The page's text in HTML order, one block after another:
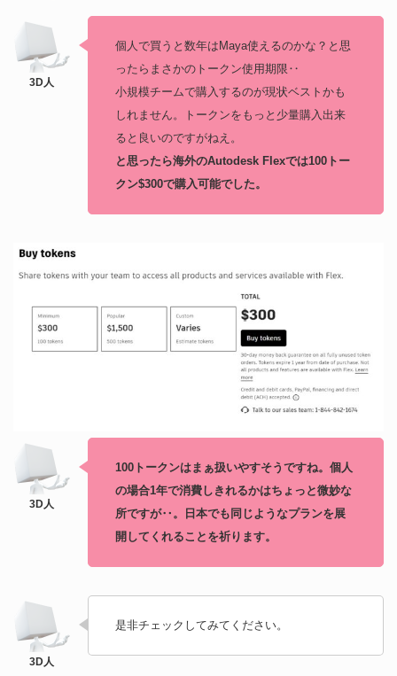
個人で買うと数年はMaya使えるのかな？と思
ったらまさかのトークン使用期限‥
小規模チームで購入するのが現状ベストかも
しれません。トークンをもっと少量購入出来
ると良いのですがねえ。
と思ったら海外のAutodesk Flexでは100トー
クン$300で購入可能でした。
100トークンはまぁ扱いやすそうですね。個人
の場合1年で消費しきれるかはちょっと微妙な
所ですが‥。日本でも同じようなプランを展
開してくれることを祈ります。
是非チェックしてみてください。